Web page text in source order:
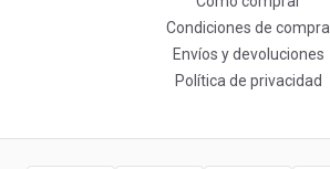
Condiciones de compra
Envíos y devoluciones
Política de privacidad